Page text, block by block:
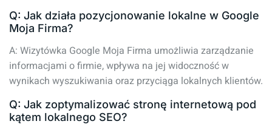
Q: Jak działa pozycjonowanie lokalne w Google
Moja Firma?
A: Wizytówka Google Moja Firma umożliwia zarządzanie
informacjami o firmie, wpływa na jej widoczność w
wynikach wyszukiwania oraz przyciąga lokalnych klientów.
Q: Jak zoptymalizować stronę internetową pod
kątem lokalnego SEO?